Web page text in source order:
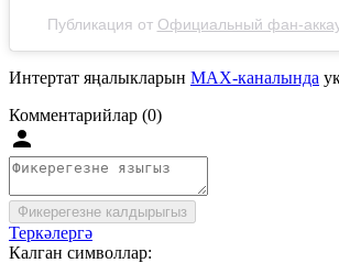
Публикация от Официальный фан-
Интертат яңалыкларын MAX-каналында
Комментарийлар (0)
Фикерегезне калдырыгыз
Теркәлергә
Калган символлар: